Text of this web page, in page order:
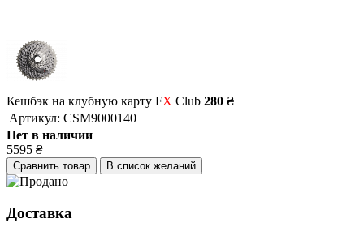
Кешбэк на клубную карту FX Club 280 ₴
Артикул: CSM9000140
Нет в наличии
5595 ₴
Сравнить товар В список желаний
Доставка